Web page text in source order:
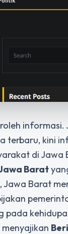
informasi.
terbaru, kini
di Jawa
Barat
Barat
pada